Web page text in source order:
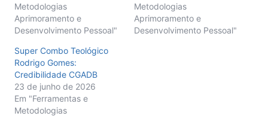
Metodologias
Aprimoramento e
Desenvolvimento Pessoal"
Metodologias
Aprimoramento e
Desenvolvimento Pessoal"
Super Combo Teológico
Rodrigo Gomes:
Credibilidade CGADB
23 de junho de 2026
Em "Ferramentas e
Metodologias